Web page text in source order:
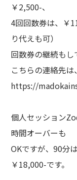
￥2,500-、
4回回数券は、￥
り代えも可）
回数券の継続もし
こちらの連絡先は、
https://
個人セッション
時間オーバーも
OKですが、90分
￥18,000-です。